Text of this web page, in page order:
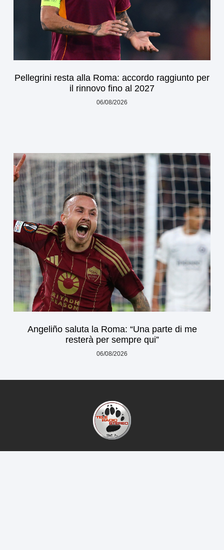
Pellegrini resta alla Roma: accordo raggiunto per
il rinnovo fino al 2027
06/08/2026
Angeliño saluta la Roma: “Una parte di me
resterà per sempre qui”
06/08/2026